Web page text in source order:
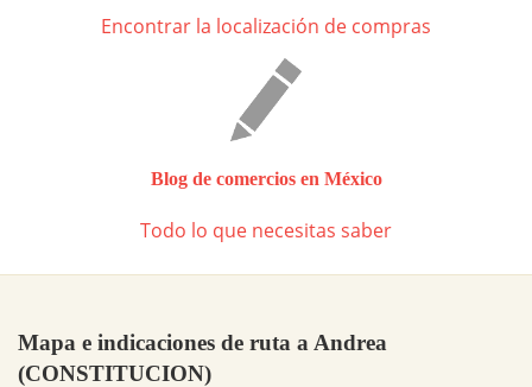
Encontrar la localización de compras
Blog de comercios en México
Todo lo que necesitas saber
Mapa e indicaciones de ruta a Andrea
(CONSTITUCION)